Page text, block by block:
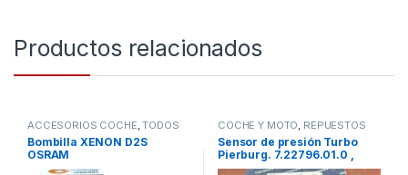
Productos relacionados
ACCESORIOS COCHE,TODOS
Bombilla XENON D2S
OSRAM
COCHE Y MOTO, REPUESTOS
COCHE
Sensor de presión Turbo
Pierburg. 7.22796.01.0 ,
722796010